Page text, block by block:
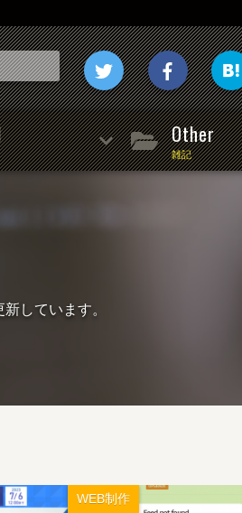
Other
雑記
しています。
WEB制作